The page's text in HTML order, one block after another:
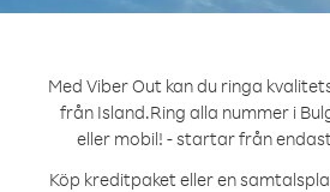
Med Viber Out kan du ringa
från Island.Ring alla nummer i
eller mobil! - startar från
Köp kreditpaket eller en